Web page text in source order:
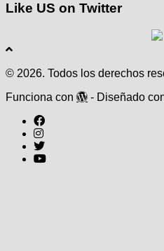
Like US on Twitter
© 2026. Todos los derechos
Funciona con
- Diseñado